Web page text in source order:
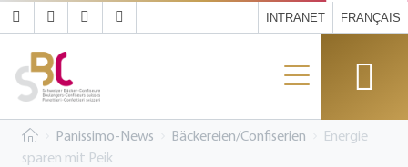
INTRANET FRANÇAIS
Panissimo-News Bäckereien/Confiserien
Energie
sparen mit Peik